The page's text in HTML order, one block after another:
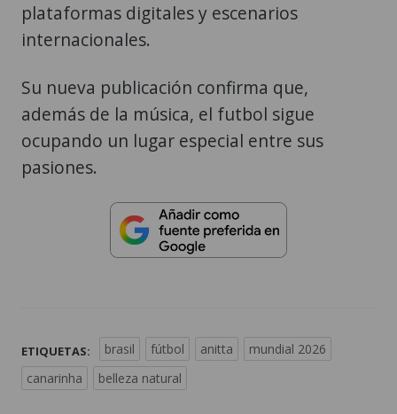
plataformas digitales y escenarios
internacionales.
Su nueva publicación confirma que,
además de la música, el futbol sigue
ocupando un lugar especial entre sus
pasiones.
ETIQUETAS: brasil fútbol anitta
mundial 2026
canarinha
belleza natural